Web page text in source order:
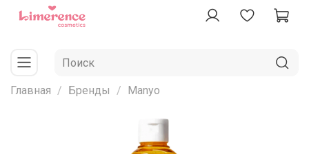
Главная Бренды Manyo